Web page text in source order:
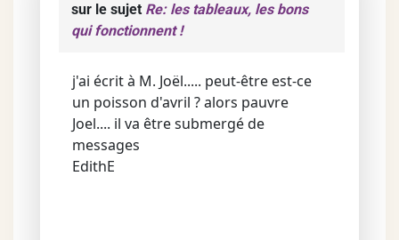
sur le sujet Re: les tableaux, les bons
qui fonctionnent !
j'ai écrit à M. Joël..... peut-être est-ce
un poisson d'avril ? alors pauvre
Joel.... il va être submergé de
messages
EdithE